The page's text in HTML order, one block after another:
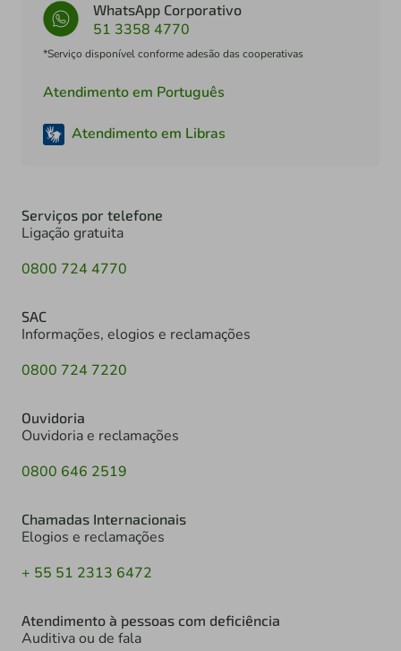
WhatsApp Corporativo
51 3358 4770
*Serviço disponível conforme adesão das cooperativas
Atendimento em Português
Atendimento em Libras
Serviços por telefone
Ligação gratuita
0800 724 4770
SAC
Informações, elogios e reclamações
0800 724 7220
Ouvidoria
Ouvidoria e reclamações
0800 646 2519
Chamadas Internacionais
Elogios e reclamações
+ 55 51 2313 6472
Atendimento à pessoas com deficiência
Auditiva ou de fala